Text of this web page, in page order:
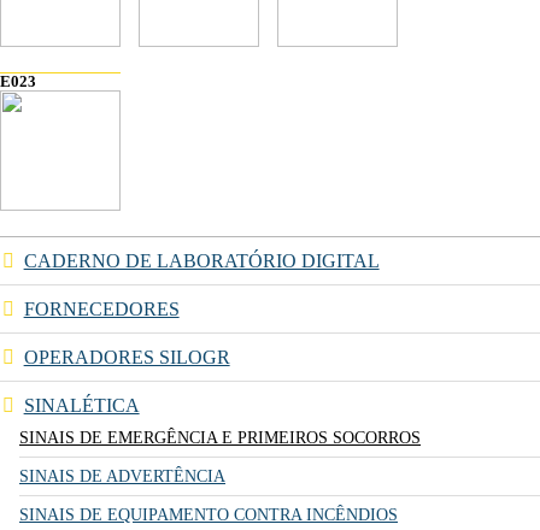
E023
CADERNO DE LABORATÓRIO DIGITAL
FORNECEDORES
OPERADORES SILOGR
SINALÉTICA
SINAIS DE EMERGÊNCIA E PRIMEIROS SOCORROS
SINAIS DE ADVERTÊNCIA
SINAIS DE EQUIPAMENTO CONTRA INCÊNDIOS